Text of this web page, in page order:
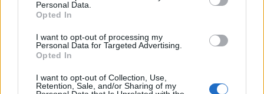
Personal Data.
Opted In
I want to opt-out of processing my
Personal Data for Targeted Advertising.
Opted In
I want to opt-out of Collection, Use,
Retention, Sale, and/or Sharing of my